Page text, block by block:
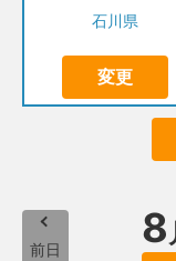
石川県
変更
前日 8